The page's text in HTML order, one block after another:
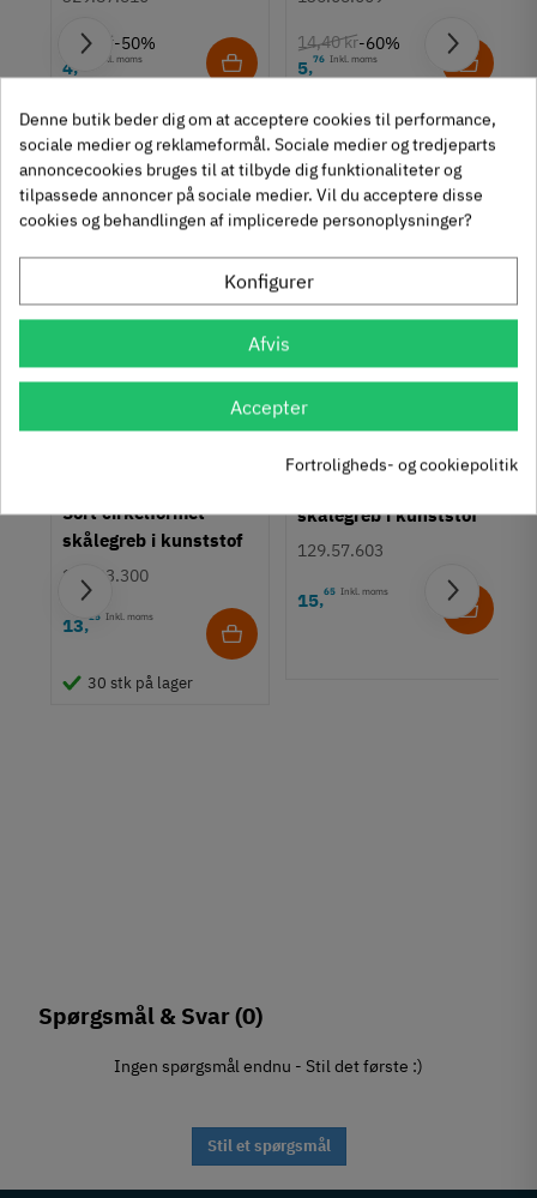
Skålegreb
Klassisk
TilstandNy
9,25 kr-50%
4, Inkl. moms
312 stk på lager
14,40 kr-60%
5,76 Inkl. moms
1131 stk på lager
Se også disse alternativer i stedet
Sort cirkelformet
skålegreb i kunststof
Ø55 mm
158.23.300
13,25 Inkl. moms
30 stk på lager
skålegreb i kunststof
129.57.603
15,65 Inkl. moms
Spørgsmål & Svar(0)
Ingen spørgsmål endnu - Stil det første :)
Stil et spørgsmål
Denne butik beder dig om at acceptere cookies til performance,
sociale medier og reklameformål. Sociale medier og tredjeparts
annoncecookies bruges til at tilbyde dig funktionaliteter og
tilpassede annoncer på sociale medier. Vil du acceptere disse
cookies og behandlingen af implicerede personoplysninger?
Konfigurer
Afvis
Accepter
Fortroligheds- og cookiepolitik